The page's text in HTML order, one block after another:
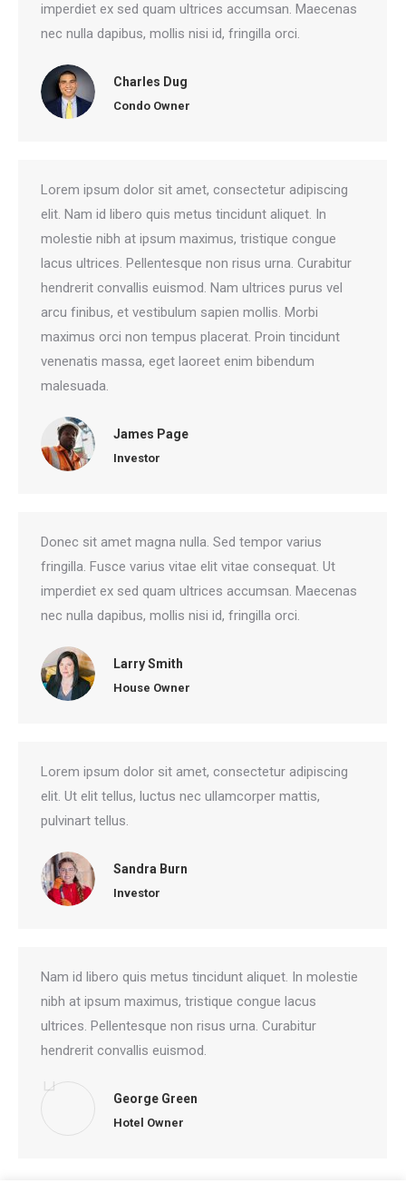
imperdiet ex sed quam ultrices accumsan. Maecenas
nec nulla dapibus, mollis nisi id, fringilla orci.
Charles Dug
Condo Owner
Lorem ipsum dolor sit amet, consectetur adipiscing
elit. Nam id libero quis metus tincidunt aliquet. In
molestie nibh at ipsum maximus, tristique congue
lacus ultrices. Pellentesque non risus urna. Curabitur
hendrerit convallis euismod. Nam ultrices purus vel
arcu finibus, et vestibulum sapien mollis. Morbi
maximus orci non tempus placerat. Proin tincidunt
venenatis massa, eget laoreet enim bibendum
malesuada.
James Page
Investor
Donec sit amet magna nulla. Sed tempor varius
fringilla. Fusce varius vitae elit vitae consequat. Ut
imperdiet ex sed quam ultrices accumsan. Maecenas
nec nulla dapibus, mollis nisi id, fringilla orci.
Larry Smith
House Owner
Lorem ipsum dolor sit amet, consectetur adipiscing
elit. Ut elit tellus, luctus nec ullamcorper mattis,
pulvinart tellus.
Sandra Burn
Investor
Nam id libero quis metus tincidunt aliquet. In molestie
nibh at ipsum maximus, tristique congue lacus
ultrices. Pellentesque non risus urna. Curabitur
hendrerit convallis euismod.
George Green
Hotel Owner